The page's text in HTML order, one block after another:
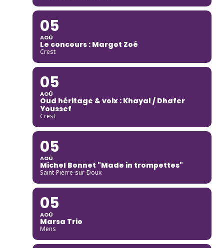
05
AOÛ
Le concours : Margot Zoé
Crest
05
AOÛ
Oud héritage & voix : Khayal / Dhafer
Youssef
Crest
05
AOÛ
Michel Bonnet "Made in trompettes"
Saint-Pierre-sur-Doux
05
AOÛ
Marsa Trio
Mens